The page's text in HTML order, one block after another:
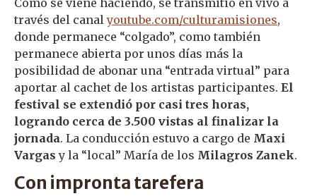
Como se viene haciendo, se transmitió en vivo a
través del canalyoutube.com/culturamisiones,
donde permanece “colgado”, como también
permanece abierta por unos días más la
posibilidad de abonar una “entrada virtual” para
aportar al cachet de los artistas participantes. El
festival se extendió por casi tres horas,
logrando cerca de 3.500 vistas al finalizar la
jornada. La conducción estuvo a cargo de Maxi
Vargas y la “local” María de los Milagros Zanek.
Con impronta tarefera